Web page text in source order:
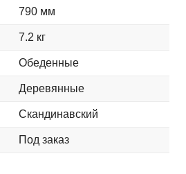
790 мм
7.2 кг
Обеденные
Деревянные
Скандинавский
Под заказ